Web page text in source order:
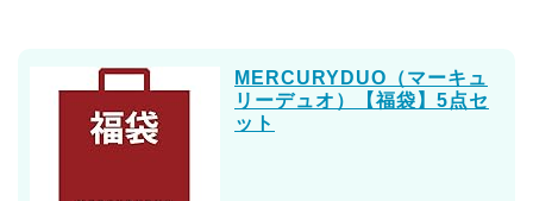
MERCURYDUO（マーキュ
リーデュオ）【福袋】5点セ
ット